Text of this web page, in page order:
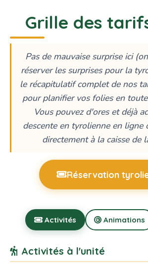
Grille des
Pas de mauvaise surprise ici
réserver les surprises pour la
le récapitulatif complet de nos
pour planifier vos folies en
Vous pouvez d'ores et déjà
descente en tyrolienne en ligne
directement à la caisse de
Réservation
Activités Animations
Activités à l'unité